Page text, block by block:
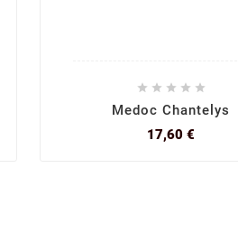
    
Medoc Chantelys
17,60 €